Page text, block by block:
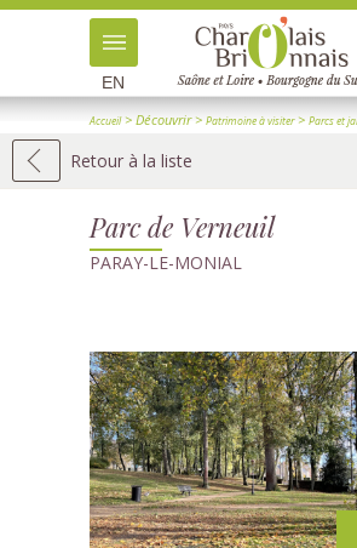
EN
Accueil> Découvrir> Patrimoine à visiter> Parcs et
Retour à la liste
Parc de Verneuil
PARAY-LE-MONIAL